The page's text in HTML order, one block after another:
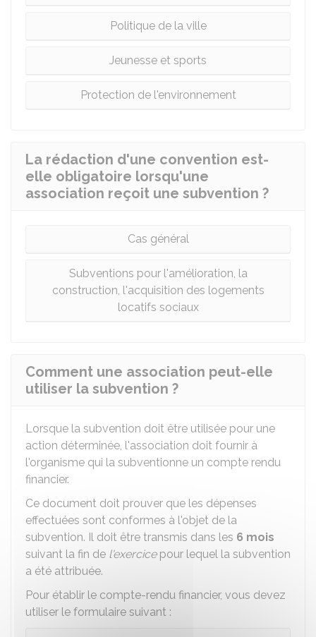
Politique de la ville
Jeunesse et sports
Protection de l'environnement
La rédaction d'une convention est-
elle obligatoire lorsqu'une
association reçoit une subvention ?
Cas général
Subventions pour l'amélioration, la
construction, l'acquisition des logements
locatifs sociaux
Comment une association peut-elle
utiliser la subvention ?
Lorsque la subvention doit être utilisée pour une
action déterminée, l'association doit fournir à
l'organisme qui la subventionne un compte rendu
financier.
Ce document doit prouver que les dépenses
effectuées sont conformes à l'objet de la
subvention. Il doit être transmis dans les 6 mois
suivant la fin de l'exercicepour lequel la subvention
a été attribuée.
Pour établir le compte-rendu financier, vous devez
utiliser le formulaire suivant :